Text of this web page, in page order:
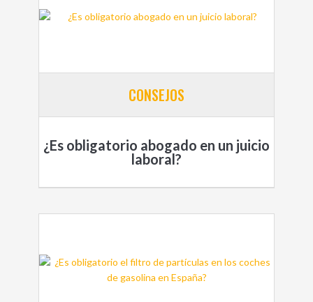
CONSEJOS
¿Es obligatorio abogado en un juicio
laboral?